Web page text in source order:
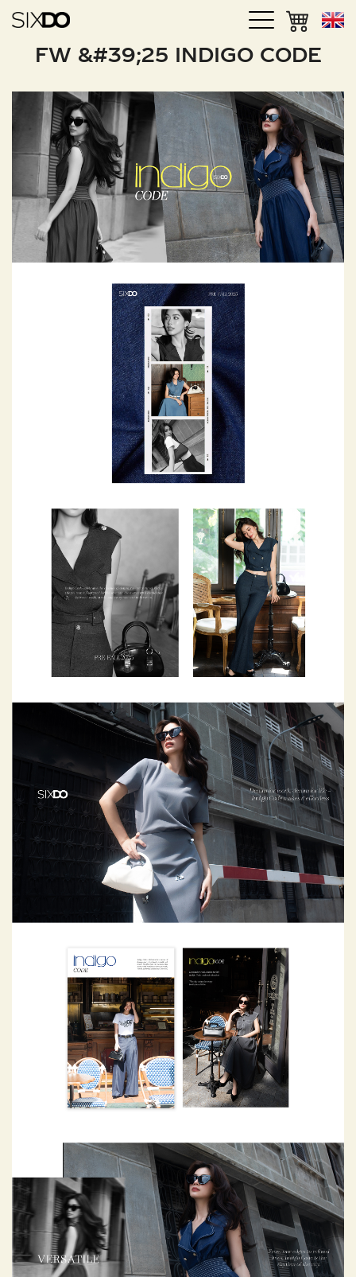
FW &#39;25 INDIGO CODE